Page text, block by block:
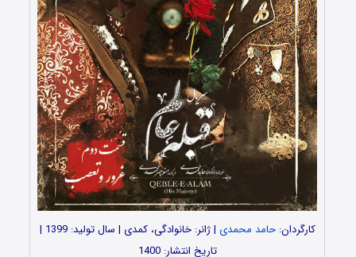
کارگردان:حامد محمدی
| ژانر: خانوادگی، کمدی | سال تولید: 1399 |
تاریخ انتشار: 1400